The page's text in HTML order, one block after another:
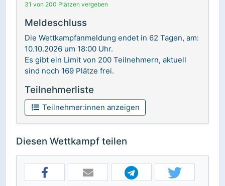
31 von 200 Plätzen vergeben
Meldeschluss
Die Wettkampfanmeldung endet in 62 Tagen, am:
10.10.2026 um 18:00 Uhr.
Es gibt ein Limit von 200 Teilnehmern, aktuell
sind noch 169 Plätze frei.
Teilnehmerliste
Teilnehmer:innen anzeigen
Diesen Wettkampf teilen